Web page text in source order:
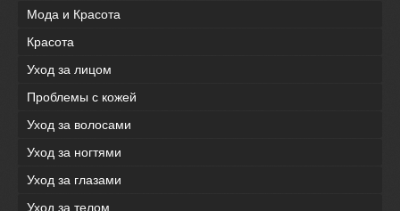
Мода и Красота
Красота
Уход за лицом
Проблемы с кожей
Уход за волосами
Уход за ногтями
Уход за глазами
Уход за телом